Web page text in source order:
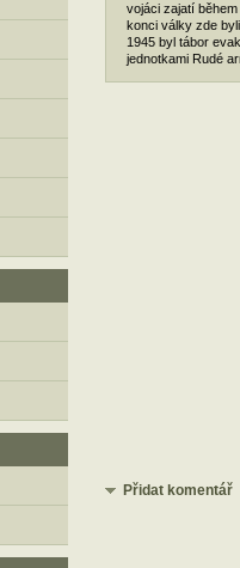
vojáci zajatí
konci války zde
1945 byl tábor
jednotkami Rudé
Přidat komentář